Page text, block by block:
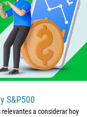
S&P500
a considerar hoy